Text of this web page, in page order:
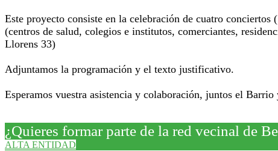
Este proyecto consiste en la celebración de cuatro
(centros de salud, colegios e institutos, comerciantes,
Llorens 33)
Adjuntamos la programación y el texto justificativo.
Esperamos vuestra asistencia y colaboración, juntos el
¿Quieres formar parte de la red vecinal de
ALTA ENTIDAD